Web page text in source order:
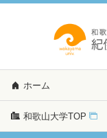
ホーム
和歌山大学TOP